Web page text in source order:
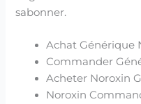
sabonner.
Achat Générique
Commander
Acheter Noroxin
Noroxin